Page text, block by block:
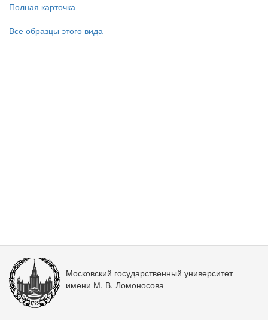
Полная карточка
Все образцы этого вида
Московский государственный университет
имени М. В. Ломоносова